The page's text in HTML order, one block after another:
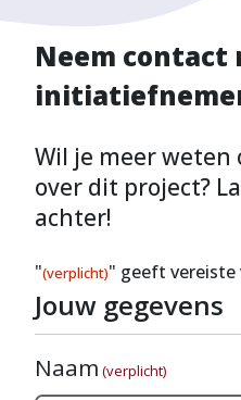
Neem contact
Wil je meer weten
over dit project?
achter!
"(verplicht)" geeft vereiste
Jouw gegevens
Naam (verplicht)